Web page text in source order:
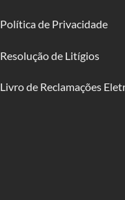
Política de Privacidade
Resolução de Litígios
Livro de Reclamações